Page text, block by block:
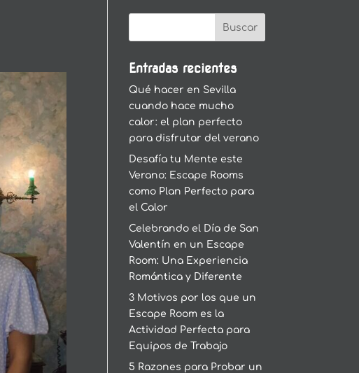
Entradas recientes
Qué hacer en Sevilla
cuando hace mucho
calor: el plan perfecto
para disfrutar del verano
Desafía tu Mente este
Verano: Escape Rooms
como Plan Perfecto para
el Calor
Celebrando el Día de San
Valentín en un Escape
Room: Una Experiencia
Romántica y Diferente
3 Motivos por los que un
Escape Room es la
Actividad Perfecta para
Equipos de Trabajo
5 Razones para Probar un